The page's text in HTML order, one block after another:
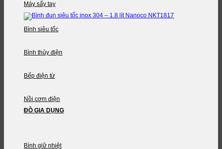
Máy sấy tay
Bình siêu tốc
Bình thủy điện
Bếp điện từ
Nồi cơm điện
ĐỒ GIA DỤNG
Bình giữ nhiệt